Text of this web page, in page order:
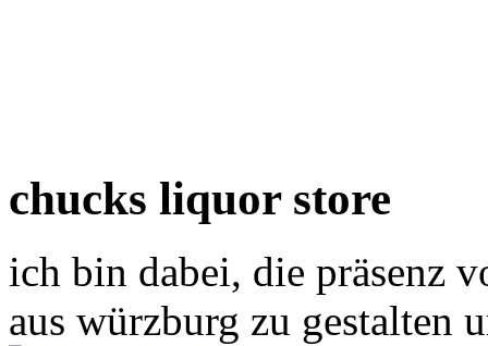
chucks liquor store
ich bin dabei, die präsenz
aus würzburg zu gestalten